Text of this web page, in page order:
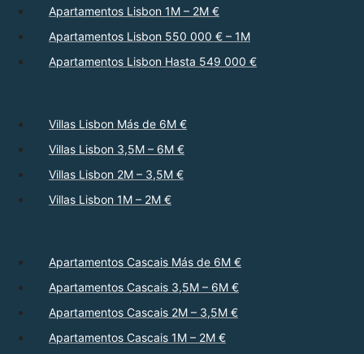
Apartamentos Lisbon 1M – 2M €
Apartamentos Lisbon 550 000 € – 1M
Apartamentos Lisbon Hasta 549 000 €
Villas Lisbon Más de 6M €
Villas Lisbon 3,5M – 6M €
Villas Lisbon 2M – 3,5M €
Villas Lisbon 1M – 2M €
Apartamentos Cascais Más de 6M €
Apartamentos Cascais 3,5M – 6M €
Apartamentos Cascais 2M – 3,5M €
Apartamentos Cascais 1M – 2M €